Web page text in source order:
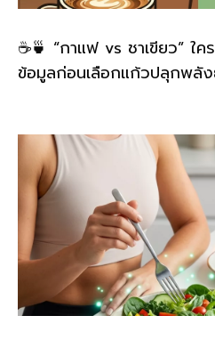
☕🍵 “กาแฟ vs ชาเขียว” ใค
ข้อมูลก่อนเลือกแก้วปลุกพลัง